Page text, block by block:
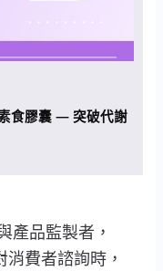
食膠囊 — 突破代謝
產品監製者，
消費者諮詢時，